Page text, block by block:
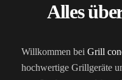
Alles
Willkommen bei Grill
hochwertige Grillgeräte